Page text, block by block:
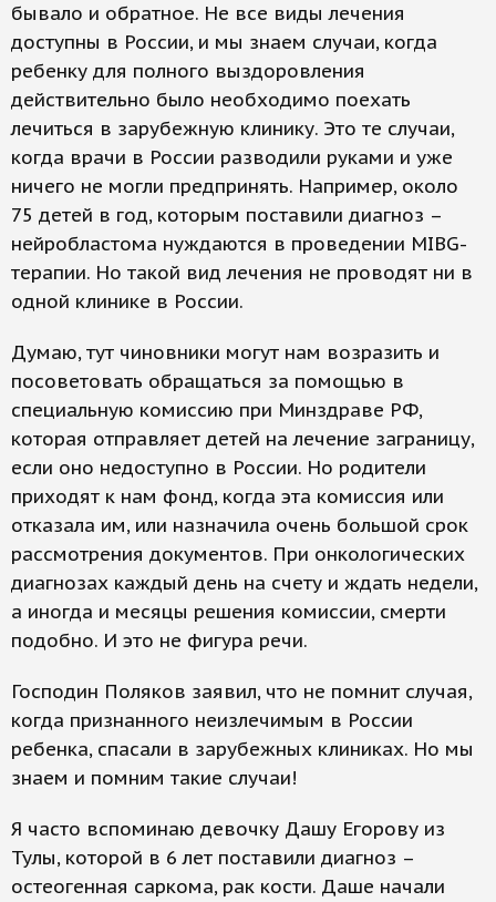
бывало и обратное. Не все виды лечения
доступны в России, и мы знаем случаи, когда
ребенку для полного выздоровления
действительно было необходимо поехать
лечиться в зарубежную клинику. Это те случаи,
когда врачи в России разводили руками и уже
ничего не могли предпринять. Например, около
75 детей в год, которым поставили диагноз –
нейробластома нуждаются в проведении MIBG-
терапии. Но такой вид лечения не проводят ни в
одной клинике в России.
Думаю, тут чиновники могут нам возразить и
посоветовать обращаться за помощью в
специальную комиссию при Минздраве РФ,
которая отправляет детей на лечение заграницу,
если оно недоступно в России. Но родители
приходят к нам фонд, когда эта комиссия или
отказала им, или назначила очень большой срок
рассмотрения документов. При онкологических
диагнозах каждый день на счету и ждать недели,
а иногда и месяцы решения комиссии, смерти
подобно. И это не фигура речи.
Господин Поляков заявил, что не помнит случая,
когда признанного неизлечимым в России
ребенка, спасали в зарубежных клиниках. Но мы
знаем и помним такие случаи!
Я часто вспоминаю девочку Дашу Егорову из
Тулы, которой в 6 лет поставили диагноз –
остеогенная саркома, рак кости. Даше начали